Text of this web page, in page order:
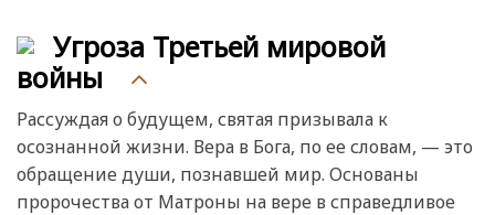
Угроза Третьей мировой
войны
Рассуждая о будущем, святая призывала к
осознанной жизни. Вера в Бога, по ее словам, — это
обращение души, познавшей мир. Основаны
пророчества от Матроны на вере в справедливое